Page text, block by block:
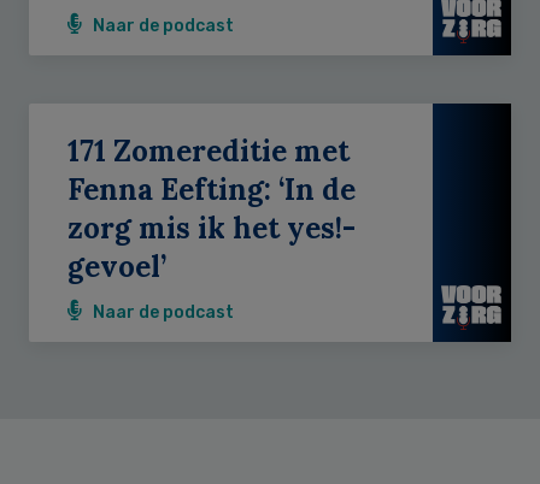
Naar de podcast
171 Zomereditie met
Fenna Eefting: ‘In de
zorg mis ik het yes!-
gevoel’
Naar de podcast